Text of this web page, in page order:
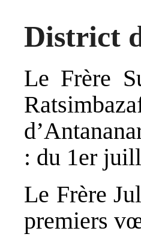
District
Le Frère
: du 1er
Le Frère
premiers